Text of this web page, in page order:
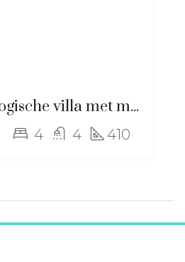
Nieuwe ecologische villa met mediterraan karakter, nabij Santa Gertrudis – ma-2506
4 4 410